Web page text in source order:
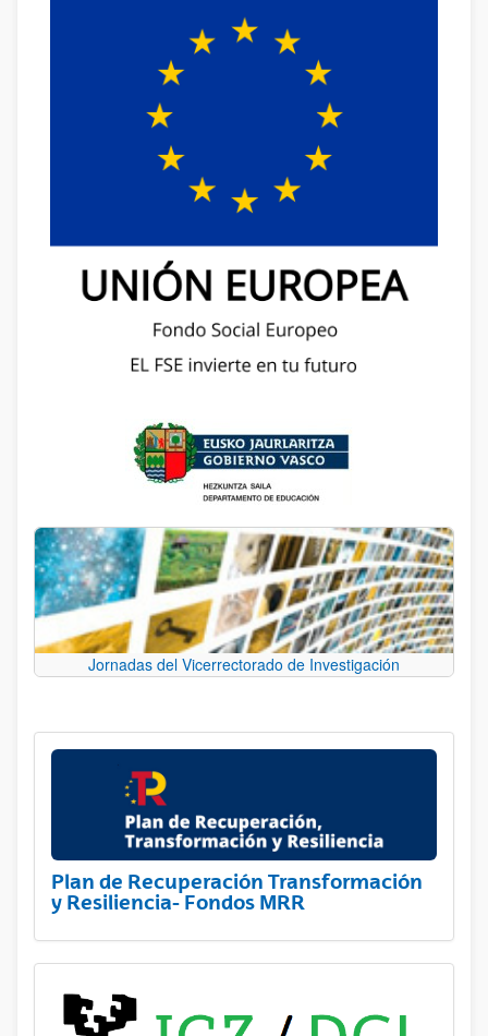
Jornadas del Vicerrectorado de Investigación
Plan de Recuperación Transformación
y Resiliencia- Fondos MRR